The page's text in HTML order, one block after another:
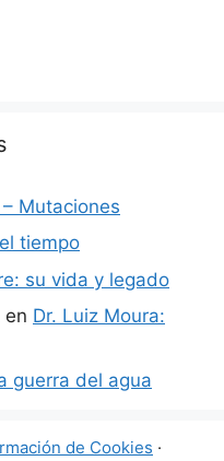
Mutaciones
tiempo
su vida y legado
en Dr. Luiz Moura:
guerra del agua
de Cookies ·